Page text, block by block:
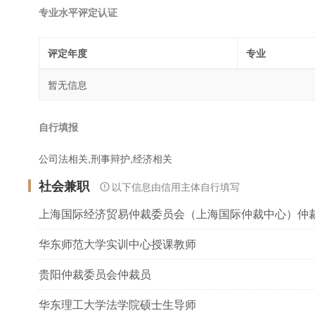
专业水平评定认证
评定年度 专业
暂无信息
自行填报
公司法相关,刑事辩护,经济相关
社会兼职 以下信息由信用主体自行填写
上海国际经济贸易仲裁委员会（上海国际仲裁中心）仲
华东师范大学实训中心授课教师
贵阳仲裁委员会仲裁员
华东理工大学法学院硕士生导师